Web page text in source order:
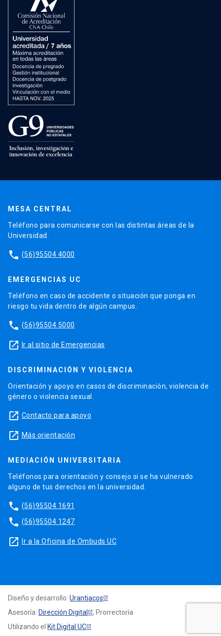
MESA CENTRAL
Teléfono para comunicarse con las distintas áreas de la
Universidad.
phone (56)95504 4000
EMERGENCIAS UC
Teléfono en caso de accidente o situación que ponga en
riesgo tu vida dentro de algún campus.
phone (56)95504 5000
launch Ir al sitio de Emergencias
DISCRIMINACIÓN Y VIOLENCIA
Orientación y apoyo en casos de discriminación, violencia de
género o violencia sexual.
launch Contacto para apoyo
launch Más orientación
MEDIACIÓN UNIVERSITARIA
Teléfonos para orientación y consejo si se ha vulnerado
alguno de tus derechos en la universidad.
phone (56)95504 1691
phone (56)95504 1247
launch Ir a la Oficina de Ombuds UC
Diseño y desarrollo: Urantiacos
Asesoría: Dirección Digital
, Prorrectoría
Utilizando el Kit Digital UC